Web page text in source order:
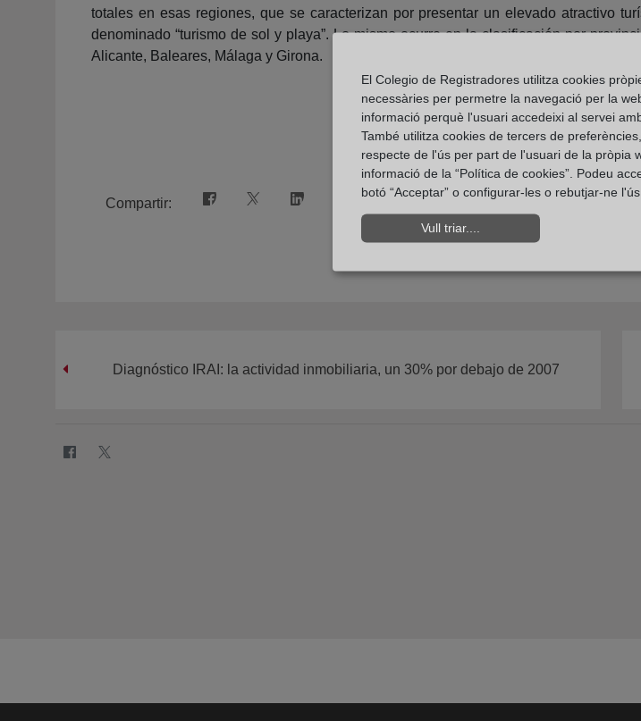
totales en esas regiones, que se caracterizan por presentar un elevado atractivo
denominado “turismo de sol y playa”. Lo mismo ocurre en la clasificación por
Alicante, Baleares, Málaga y Girona.
Compartir:
Diagnóstico IRAI: la actividad inmobiliaria, un 30% por debajo de 2007
El Colegio de Registradores utilitza cookies
necessàries per permetre la navegació per la
informació perquè l'usuari accedeixi al servei
També utilitza cookies de tercers de
respecte de l'ús per part de l'usuari de la pròpia
informació de la “Política de cookies”. Podeu
botó “Acceptar” o configurar-les o rebutjar-ne
Vull triar....